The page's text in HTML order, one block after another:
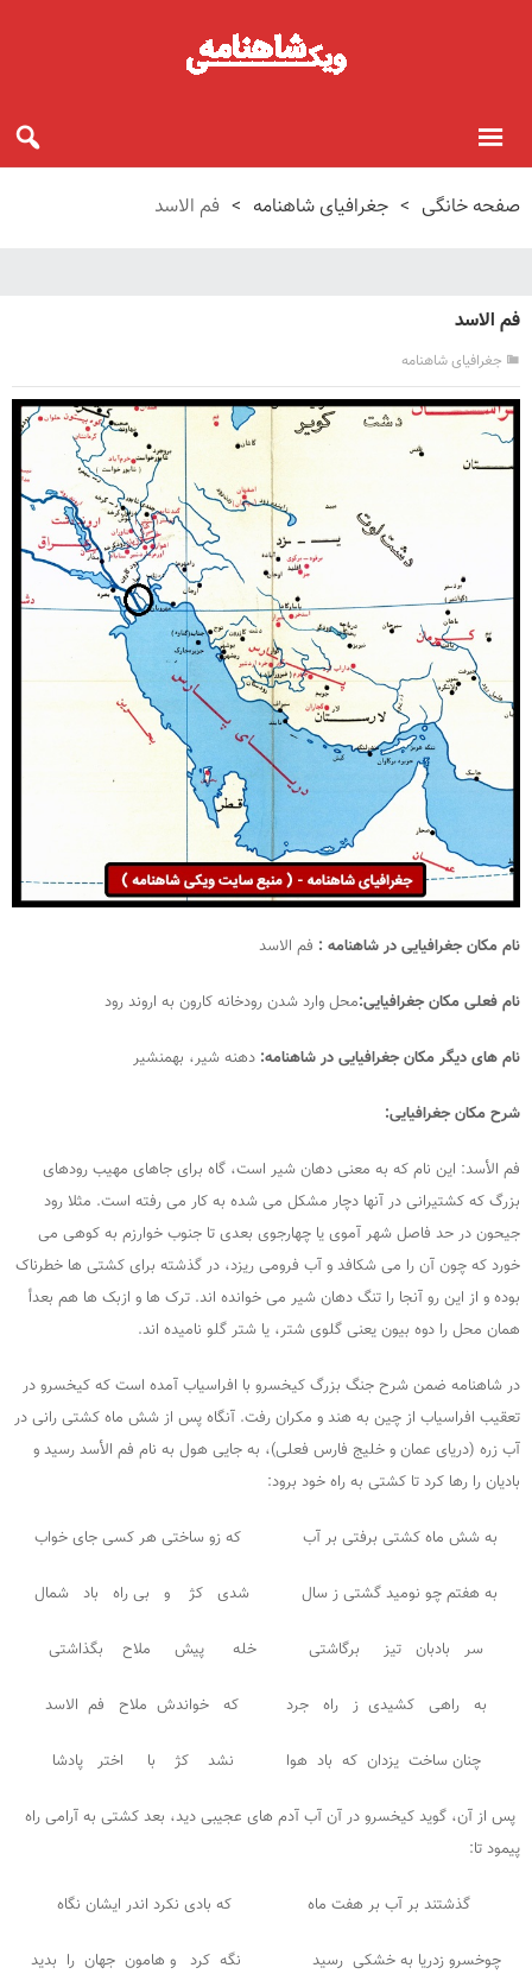
صفحه خانگی > جغرافیای شاهنامه > فم الاسد
فم الاسد
جغرافیای شاهنامه
نام مکان جغرافیایی در شاهنامه : فم الاسد
نام فعلی مکان جغرافیایی:محل وارد شدن رودخانه کارون به اروند رود
نام های دیگر مکان جغرافیایی در شاهنامه: دهنه شیر، بهمنشیر
شرح مکان جغرافیایی:
فم الأسد: این نام که به معنی دهان شیر است، گاه برای جاهای مهیب رودهای
بزرگ که کشتیرانی در آنها دچار مشکل می شده به کار می رفته است. مثلا رود
جیحون در حد فاصل شهر آموی یا چهارجوی بعدی تا جنوب خوارزم به کوهی می
خورد که چون آن را می شکافد و آب فرومی ریزد، در گذشته برای کشتی ها خطرناک
بوده و از این رو آنجا را تنگ دهان شیر می خوانده اند. ترک ها و ازبک ها هم بعدأ
همان محل را دوه بیون یعنی گلوی شتر، یا شتر گلو نامیده اند.
در شاهنامه ضمن شرح جنگ بزرگ کیخسرو با افراسیاب آمده است که کیخسرو در
تعقیب افراسیاب از چین به هند و مکران رفت. آنگاه پس از شش ماه کشتی رانی در
آب زره (دریای عمان و خلیج فارس فعلی)، به جایی هول به نام فم الأسد رسید و
بادیان را رها کرد تا کشتی به راه خود برود:
به شش ماه کشتی برفتی بر آب که زو ساختی هر کسی جای خواب
به هفتم چو نومید گشتی ز سال شدی کژ و بی راه باد شمال
سر بادبان تیز برگاشتی خله پیش ملاح بگذاشتی
به راهی کشیدی ز راه جرد که خواندش ملاح فم الاسد
چنان ساخت یزدان که باد هوا نشد کژ با اختر پادشا
پس از آن، گوید کیخسرو در آن آب آدم های عجیبی دید، بعد کشتی به آرامی راه
پیمود تا:
گذشتند بر آب بر هفت ماه که بادی نکرد اندر ایشان نگاه
چوخسرو زدریا به خشکی رسید نگه کرد و هامون جهان را بدید